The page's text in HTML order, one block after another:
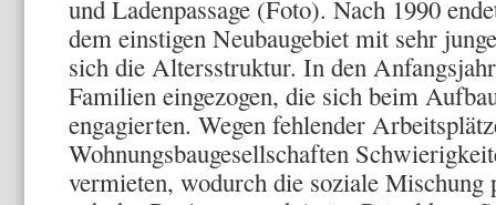
und Ladenpassage (Foto). Nach 1990
dem einstigen Neubaugebiet mit sehr
sich die Altersstruktur. In den
Familien eingezogen, die sich beim
engagierten. Wegen fehlender
Wohnungsbaugesellschaften
vermieten, wodurch die soziale